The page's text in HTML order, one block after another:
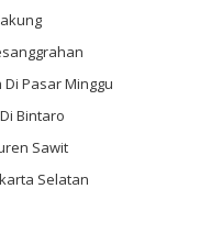
Di Pasar Minggu
Bintaro
Sawit
Selatan